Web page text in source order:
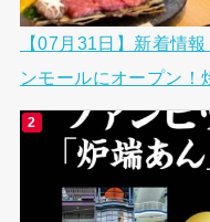
【07月31日】新着情
ンモールにオープン